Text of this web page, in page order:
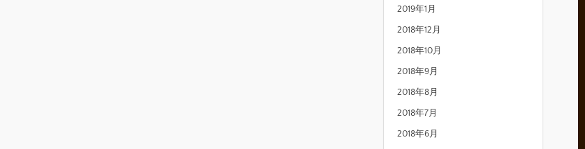
2019年1月
2018年12月
2018年10月
2018年9月
2018年8月
2018年7月
2018年6月